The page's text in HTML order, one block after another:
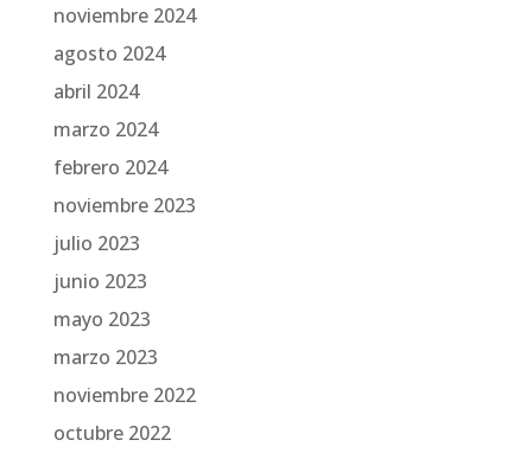
noviembre 2024
agosto 2024
abril 2024
marzo 2024
febrero 2024
noviembre 2023
julio 2023
junio 2023
mayo 2023
marzo 2023
noviembre 2022
octubre 2022